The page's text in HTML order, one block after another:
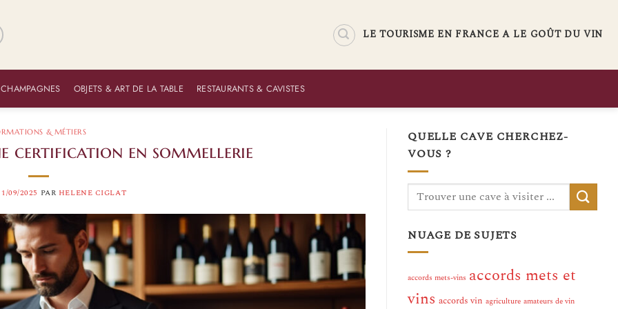
LE TOURISME EN FRANCE A LE GOÛT DU VIN
OBJETS & ART DE LA TABLE RESTAURANTS & CAVISTES
& MÉTIERS
certification en sommellerie
09/2025 PAR HELENE CIGLAT
QUELLE CAVE CHERCHEZ-
VOUS ?
NUAGE DE SUJETS
accords mets-vins accords mets et
vins accords vin agriculture amateurs de vin